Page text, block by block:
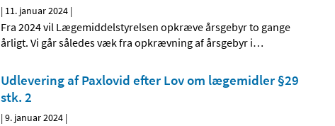
| 11. januar 2024 |
Fra 2024 vil Lægemiddelstyrelsen opkræve årsgebyr to gange
årligt. Vi går således væk fra opkrævning af årsgebyr i…
Udlevering af Paxlovid efter Lov om lægemidler §29
stk. 2
|9. januar 2024 |